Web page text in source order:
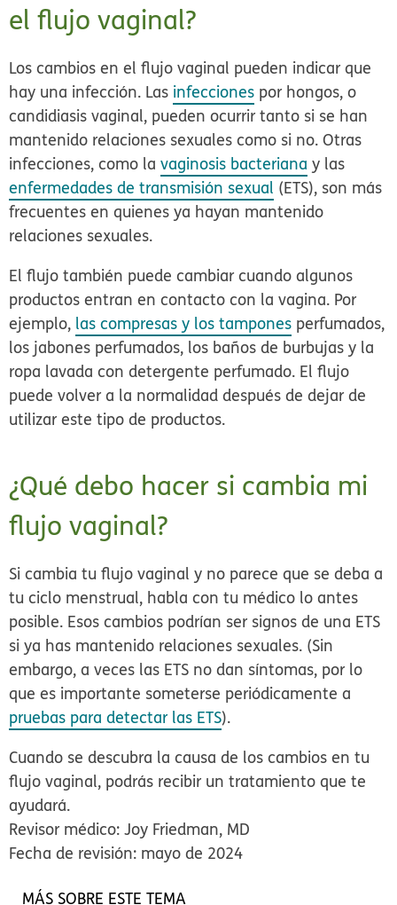
el flujo vaginal?
Los cambios en el flujo vaginal pueden indicar que
hay una infección. Las infecciones por hongos, o
candidiasis vaginal, pueden ocurrir tanto si se han
mantenido relaciones sexuales como si no. Otras
infecciones, como lavaginosis bacteriana y las
enfermedades de transmisión sexual (ETS), son más
frecuentes en quienes ya hayan mantenido
relaciones sexuales.
El flujo también puede cambiar cuando algunos
productos entran en contacto con la vagina. Por
ejemplo, las compresas y los tampones perfumados,
los jabones perfumados, los baños de burbujas y la
ropa lavada con detergente perfumado. El flujo
puede volver a la normalidad después de dejar de
utilizar este tipo de productos.
¿Qué debo hacer si cambia mi
flujo vaginal?
Si cambia tu flujo vaginal y no parece que se deba a
tu ciclo menstrual, habla con tu médico lo antes
posible. Esos cambios podrían ser signos de una ETS
si ya has mantenido relaciones sexuales. (Sin
embargo, a veces las ETS no dan síntomas, por lo
que es importante someterse periódicamente a
pruebas para detectar las ETS).
Cuando se descubra la causa de los cambios en tu
flujo vaginal, podrás recibir un tratamiento que te
ayudará.
Revisor médico: Joy Friedman, MD
Fecha de revisión: mayo de 2024
MÁS SOBRE ESTE TEMA